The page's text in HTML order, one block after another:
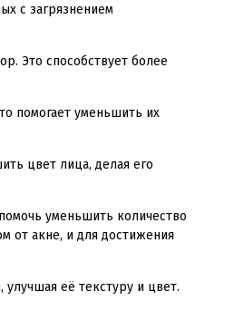
с загрязнением
Это способствует более
помогает уменьшить их
цвет лица, делая его
уменьшить количество
от акне, и для достижения
её текстуру и цвет.